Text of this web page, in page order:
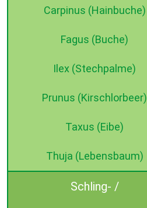
Carpinus (Hainbuche)
Fagus (Buche)
Ilex (Stechpalme)
Prunus (Kirschlorbeer)
Taxus (Eibe)
Thuja (Lebensbaum)
Schling- /